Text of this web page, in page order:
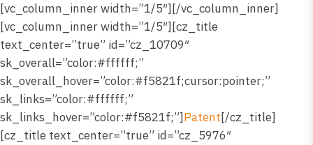
[vc_column_inner width=”1/5″][/vc_column_inner]
[vc_column_inner width=”1/5″][cz_title
text_center=”true” id=”cz_10709″
sk_overall=”color:#ffffff;”
sk_overall_hover=”color:#f5821f;cursor:pointer;”
sk_links=”color:#ffffff;”
sk_links_hover=”color:#f5821f;”]Patent[/cz_title]
[cz_title text_center=”true” id=”cz_5976″